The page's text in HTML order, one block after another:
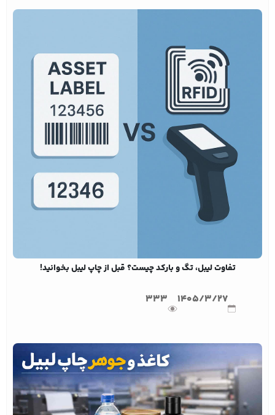
تفاوت لیبل، تگ و بارکد چیست؟ قبل از چاپ لیبل بخوانید!
1405/3/27
333